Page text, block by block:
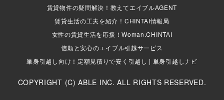
賃貸物件の疑問解決！教えてエイブルAGENT
賃貸生活の工夫を紹介！CHINTAI情報局
女性の賃貸生活を応援！Woman.CHINTAI
信頼と安心のエイブル引越サービス
単身引越し向け！定額見積りで安く引越し | 単身引越しナビ
COPYRIGHT (C) ABLE INC. ALL RIGHTS RESERVED.